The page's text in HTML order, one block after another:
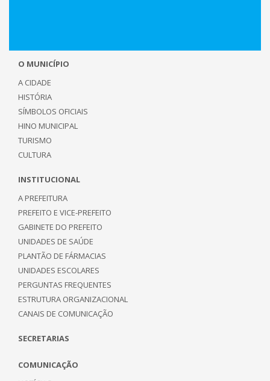
O MUNICÍPIO
A CIDADE
HISTÓRIA
SÍMBOLOS OFICIAIS
HINO MUNICIPAL
TURISMO
CULTURA
INSTITUCIONAL
A PREFEITURA
PREFEITO E VICE-PREFEITO
GABINETE DO PREFEITO
UNIDADES DE SAÚDE
PLANTÃO DE FÁRMACIAS
UNIDADES ESCOLARES
PERGUNTAS FREQUENTES
ESTRUTURA ORGANIZACIONAL
CANAIS DE COMUNICAÇÃO
SECRETARIAS
COMUNICAÇÃO